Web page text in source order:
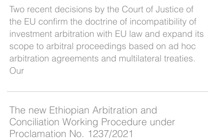
Two recent decisions by the Court of Justice of
the EU confirm the doctrine of incompatibility of
investment arbitration with EU law and expand its
scope to arbitral proceedings based on ad hoc
arbitration agreements and multilateral treaties.
Our
The new Ethiopian Arbitration and
Conciliation Working Procedure under
Proclamation No. 1237/2021